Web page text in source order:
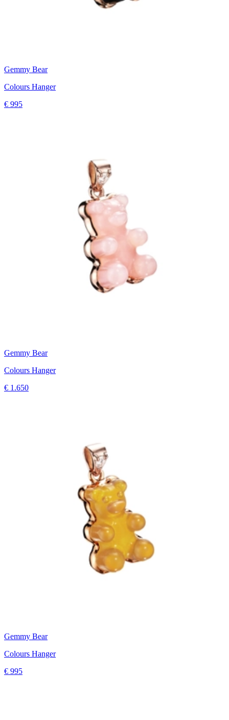
Gemmy Bear
Colours Hanger
€ 995
Gemmy Bear
Colours Hanger
€ 1.650
Gemmy Bear
Colours Hanger
€ 995